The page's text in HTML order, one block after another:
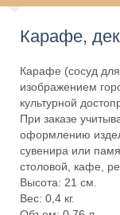
Карафе,
Карафе (сосуд
изображением
культурной
При заказе
оформлению
сувенира или
столовой, кафе,
Высота: 21 см.
Вес: 0,4 кг.